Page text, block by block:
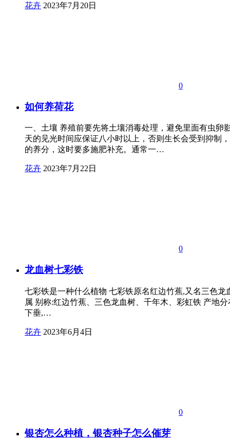
花卉 2023年7月20日
0
如何养荷花
一、土壤 养殖前要先将土壤消毒处理，避免里面有虫
天的见光时间应保证八小时以上，否则生长会受到抑制
的养分，这时要多施肥补充。通常一…
花卉 2023年7月22日
0
龙血树七彩铁
七彩铁是一种什么植物 七彩铁原名红边竹蕉,又名三色
属 别称:红边竹蕉、三色龙血树、千年木、彩虹铁 产地
下垂,…
花卉 2023年6月4日
0
银杏怎么种植，银杏种子怎么催芽